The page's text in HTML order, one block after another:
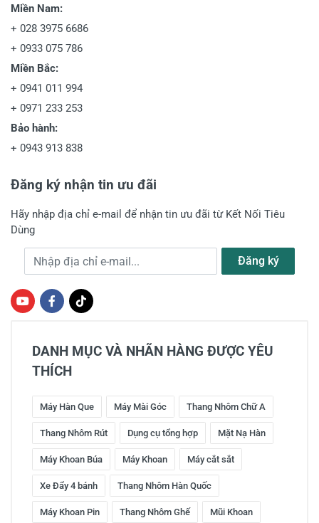
Miền Nam:
+ 028 3975 6686
+ 0933 075 786
Miền Bắc:
+ 0941 011 994
+ 0971 233 253
Bảo hành:
+ 0943 913 838
Đăng ký nhận tin ưu đãi
Hãy nhập địa chỉ e-mail để nhận tin ưu đãi từ Kết Nối Tiêu
Dùng
Địa chỉ e-mail Đăng ký
DANH MỤC VÀ NHÃN HÀNG ĐƯỢC YÊU
THÍCH
Máy Hàn Que Máy Mài Góc Thang Nhôm Chữ A
Thang Nhôm Rút Dụng cụ tổng hợp Mặt Nạ Hàn
Máy Khoan Búa Máy Khoan Máy cắt sắt
Xe Đẩy 4 bánh Thang Nhôm Hàn Quốc
Máy Khoan Pin Thang Nhôm Ghế Mũi Khoan